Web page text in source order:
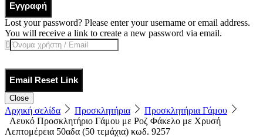
Εγγραφή
Lost your password? Please enter your username or email address.
You will receive a link to create a new password via email.
Email Reset Link
Close
Αρχική σελίδα Προσκλητήρια
Προσκλητήρια Γάμου
Λευκό Προσκλητήριο Γάμου με Ροζ Φάκελο με Χρυσή
Λεπτομέρεια 50αδα (50 τεμάχια) κωδ. 9257